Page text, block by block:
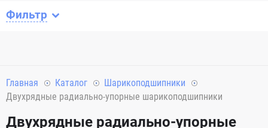
Фильтр
Главная Каталог
Шарикоподшипники
Двухрядные радиально-упорные шарикоподшипники
Двухрядные радиально-упорные